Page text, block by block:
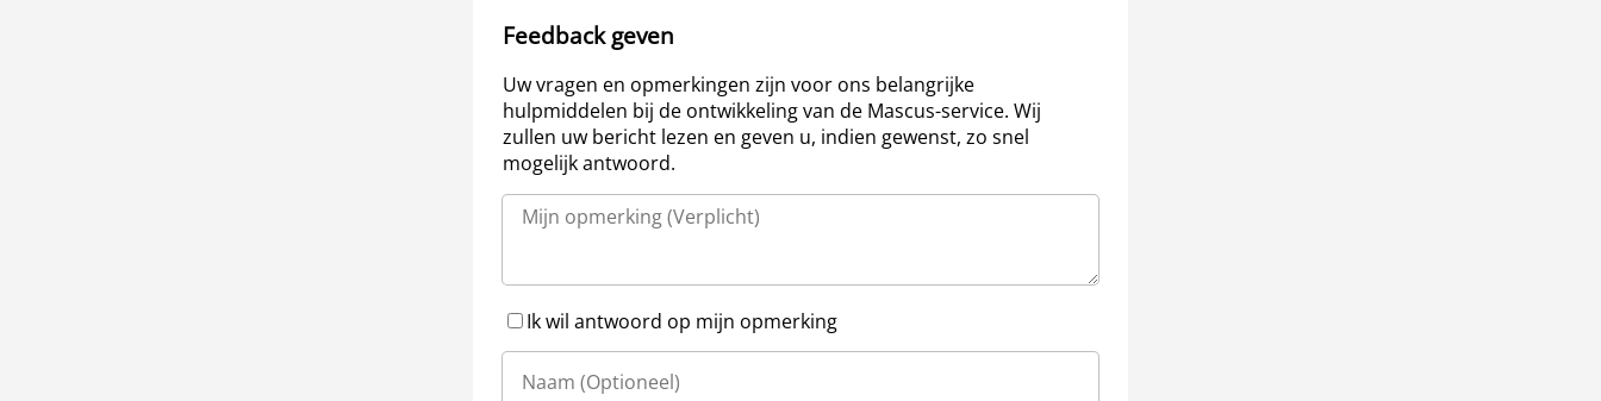
Feedback geven
Uw vragen en opmerkingen zijn voor ons belangrijke
hulpmiddelen bij de ontwikkeling van de Mascus-service. Wij
zullen uw bericht lezen en geven u, indien gewenst, zo snel
mogelijk antwoord.
Ik wil antwoord op mijn opmerking